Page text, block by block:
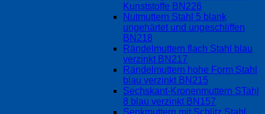
Kunststoffe BN226
Nutmuttern Stahl 5 blank
ungehärtet und ungeschliffen
BN218
Rändelmuttern flach Stahl blau
verzinkt BN217
Rändelmuttern hohe Form Stahl
blau verzinkt BN215
Sechskant-Kronenmuttern STahl
8 blau verzinkt BN157
Senkmuttern mit Schlitz Stahl